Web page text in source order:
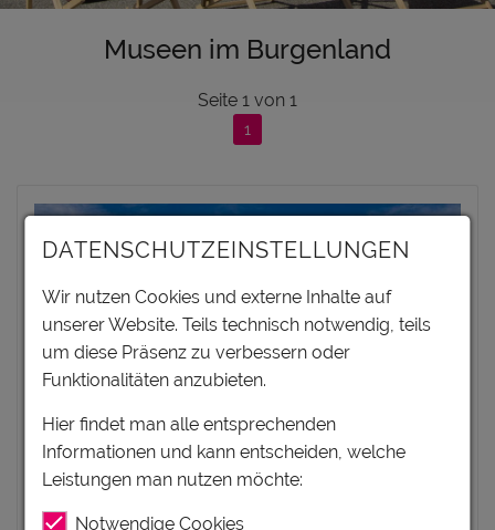
Museen im Burgenland
Seite 1 von 1
1
DATENSCHUTZEINSTELLUNGEN
Wir nutzen Cookies und externe Inhalte auf
unserer Website. Teils technisch notwendig, teils
um diese Präsenz zu verbessern oder
Funktionalitäten anzubieten.
Hier findet man alle entsprechenden
Informationen und kann entscheiden, welche
Leistungen man nutzen möchte:
Notwendige Cookies